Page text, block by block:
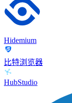
Hidemium
比特浏览器
HubStudio